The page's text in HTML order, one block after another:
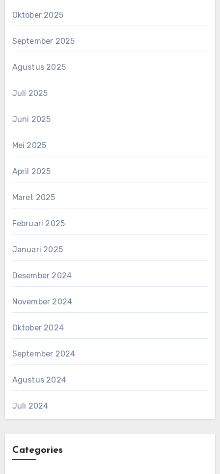
Oktober 2025
September 2025
Agustus 2025
Juli 2025
Juni 2025
Mei 2025
April 2025
Maret 2025
Februari 2025
Januari 2025
Desember 2024
November 2024
Oktober 2024
September 2024
Agustus 2024
Juli 2024
Categories